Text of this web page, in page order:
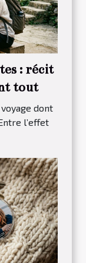
: récit
tout
dont
l’effet